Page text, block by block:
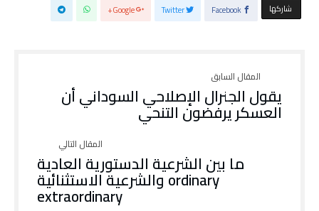
‫‫ شاركها‬ Facebook
Twitter
Google+
يقول الجنرال الإصلاحي السوداني أن
العسكر يرفضون التنحي
ما بين الشرعية الدستورية العادية
ordinary والشرعية الاستثنائية
extraordinary